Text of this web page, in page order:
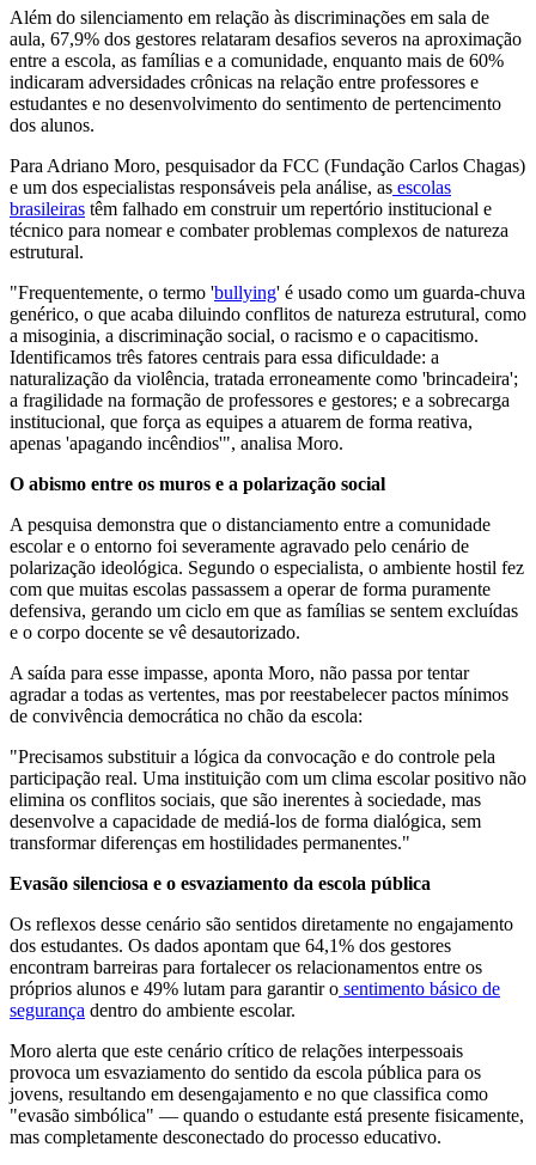
Além do silenciamento em relação às discriminações em sala de
aula, 67,9% dos gestores relataram desafios severos na aproximação
entre a escola, as famílias e a comunidade, enquanto mais de 60%
indicaram adversidades crônicas na relação entre professores e
estudantes e no desenvolvimento do sentimento de pertencimento
dos alunos.
Para Adriano Moro, pesquisador da FCC (Fundação Carlos Chagas)
e um dos especialistas responsáveis pela análise, as escolas
brasileiras têm falhado em construir um repertório institucional e
técnico para nomear e combater problemas complexos de natureza
estrutural.
"Frequentemente, o termo 'bullying' é usado como um guarda-chuva
genérico, o que acaba diluindo conflitos de natureza estrutural, como
a misoginia, a discriminação social, o racismo e o capacitismo.
Identificamos três fatores centrais para essa dificuldade: a
naturalização da violência, tratada erroneamente como 'brincadeira';
a fragilidade na formação de professores e gestores; e a sobrecarga
institucional, que força as equipes a atuarem de forma reativa,
apenas 'apagando incêndios'", analisa Moro.
O abismo entre os muros e a polarização social
A pesquisa demonstra que o distanciamento entre a comunidade
escolar e o entorno foi severamente agravado pelo cenário de
polarização ideológica. Segundo o especialista, o ambiente hostil fez
com que muitas escolas passassem a operar de forma puramente
defensiva, gerando um ciclo em que as famílias se sentem excluídas
e o corpo docente se vê desautorizado.
A saída para esse impasse, aponta Moro, não passa por tentar
agradar a todas as vertentes, mas por reestabelecer pactos mínimos
de convivência democrática no chão da escola:
"Precisamos substituir a lógica da convocação e do controle pela
participação real. Uma instituição com um clima escolar positivo não
elimina os conflitos sociais, que são inerentes à sociedade, mas
desenvolve a capacidade de mediá-los de forma dialógica, sem
transformar diferenças em hostilidades permanentes."
Evasão silenciosa e o esvaziamento da escola pública
Os reflexos desse cenário são sentidos diretamente no engajamento
dos estudantes. Os dados apontam que 64,1% dos gestores
encontram barreiras para fortalecer os relacionamentos entre os
próprios alunos e 49% lutam para garantir o sentimento básico de
segurança dentro do ambiente escolar.
Moro alerta que este cenário crítico de relações interpessoais
provoca um esvaziamento do sentido da escola pública para os
jovens, resultando em desengajamento e no que classifica como
"evasão simbólica" — quando o estudante está presente fisicamente,
mas completamente desconectado do processo educativo.